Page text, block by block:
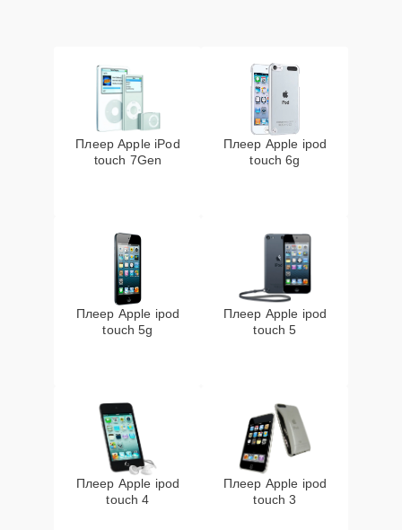
Плеер Apple iPod
touch 7Gen
Плеер Apple ipod
touch 6g
Плеер Apple ipod
touch 5g
Плеер Apple ipod
touch 5
Плеер Apple ipod
touch 4
Плеер Apple ipod
touch 3